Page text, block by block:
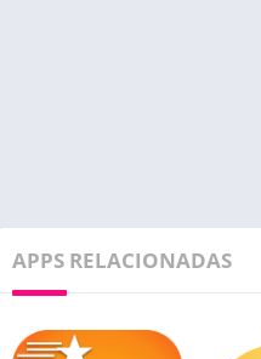
APPS RELACIONADAS